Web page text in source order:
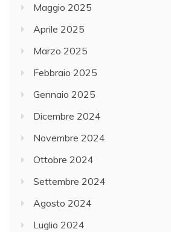
Maggio 2025
Aprile 2025
Marzo 2025
Febbraio 2025
Gennaio 2025
Dicembre 2024
Novembre 2024
Ottobre 2024
Settembre 2024
Agosto 2024
Luglio 2024